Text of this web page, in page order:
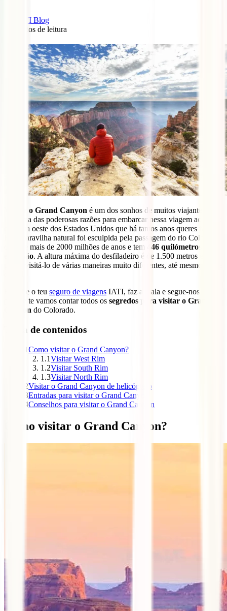
IATI Blog
minutos de leitura
Visitar o Grand Canyon é um dos sonhos de muitos viajantes. Vê-
lo é uma das poderosas razões para embarcar nessa viagem ao longo
da costa oeste dos Estados Unidos que há tantos anos queres fazer.
Esta maravilha natural foi esculpida pela passagem do rio Colorado
durante mais de 2000 milhões de anos e tem
446 quilómetros de
extensão. A altura máxima do desfiladeiro é de 1.500 metros e
podes visitá-lo de várias maneiras muito diferentes, até mesmo desde
Escolhe o teu seguro de viagens IATI, faz a mala e segue-nos
porque te vamos contar todos os segredos para visitar o Grand
Canyon do Colorado.
Tabla de contenidos
1Como visitar o Grand Canyon?
1.1Visitar West Rim
1.2Visitar South Rim
1.3Visitar North Rim
2Visitar o Grand Canyon de helicóptero
3Entradas para visitar o Grand Canyon
4Conselhos para visitar o Grand Canyon
Como visitar o Grand Canyon?